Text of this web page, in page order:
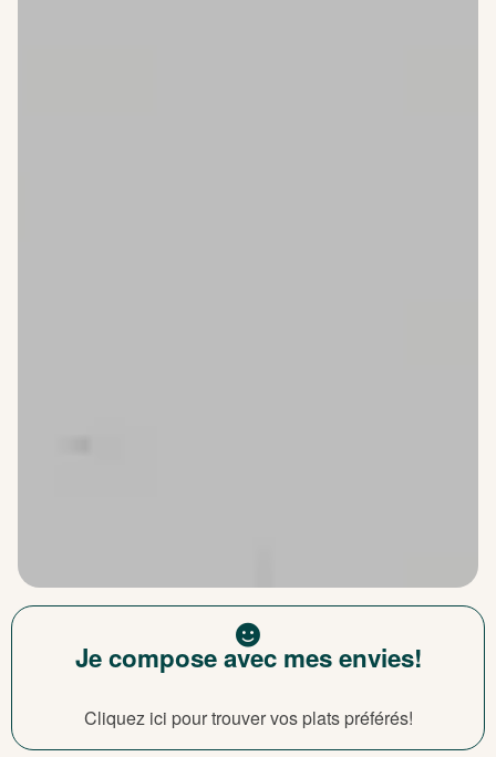
Je compose avec mes envies!
Cliquez ici pour trouver vos plats préférés!